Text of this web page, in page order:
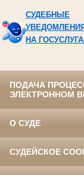
СУДЕБНЫЕ
УВЕДОМЛЕНИЯ
НА
ПОДАЧА
ЭЛЕКТРОННОМ
О СУДЕ
СУДЕЙСКОЕ